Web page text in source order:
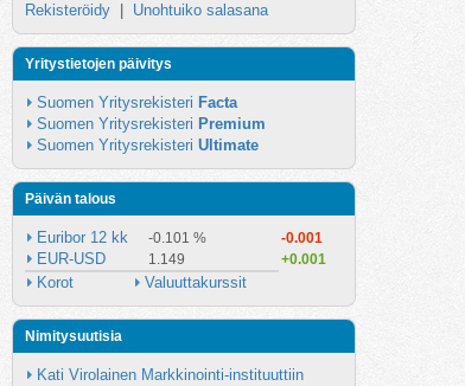
Rekisteröidy Unohtuiko salasana
Yritystietojen päivitys
Suomen Yritysrekisteri Facta
Suomen Yritysrekisteri Premium
Suomen Yritysrekisteri Ultimate
Päivän talous
Euribor 12 kk -0.101 % -0.001
EUR-USD 1.149 +0.001
Korot Valuuttakurssit
Nimitysuutisia
Kati Virolainen Markkinointi-instituuttiin